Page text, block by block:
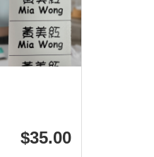
35.00